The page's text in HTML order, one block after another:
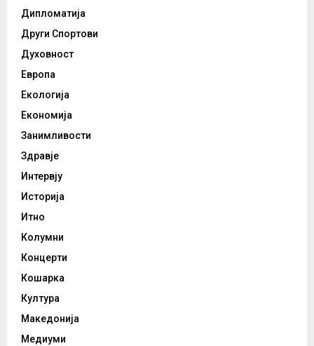
Дипломатија
Други Спортови
Духовност
Европа
Екологија
Економија
Занимливости
Здравје
Интервју
Историја
Итно
Колумни
Концерти
Кошарка
Култура
Македонија
Медиуми